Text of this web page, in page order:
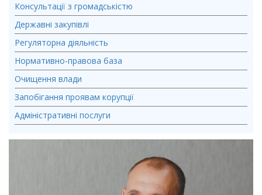
Консультації з громадськістю
Державні закупівлі
Регуляторна діяльність
Нормативно-правова база
Очищення влади
Запобігання проявам корупції
Адміністративні послуги